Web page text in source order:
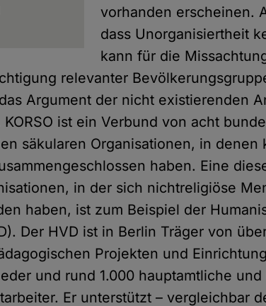
vorhanden erscheinen.
dass Unorganisiertheit
kann für die
relevanter
Argument der nicht existierenden
ist ein Verbund von acht
säkularen Organisationen, in denen
haben. Eine
in der sich nichtreligiöse
haben, ist zum Beispiel der
Der HVD ist in Berlin Träger von
Projekten und
und rund 1.000 hauptamtliche
Er unterstützt – vergleichbar